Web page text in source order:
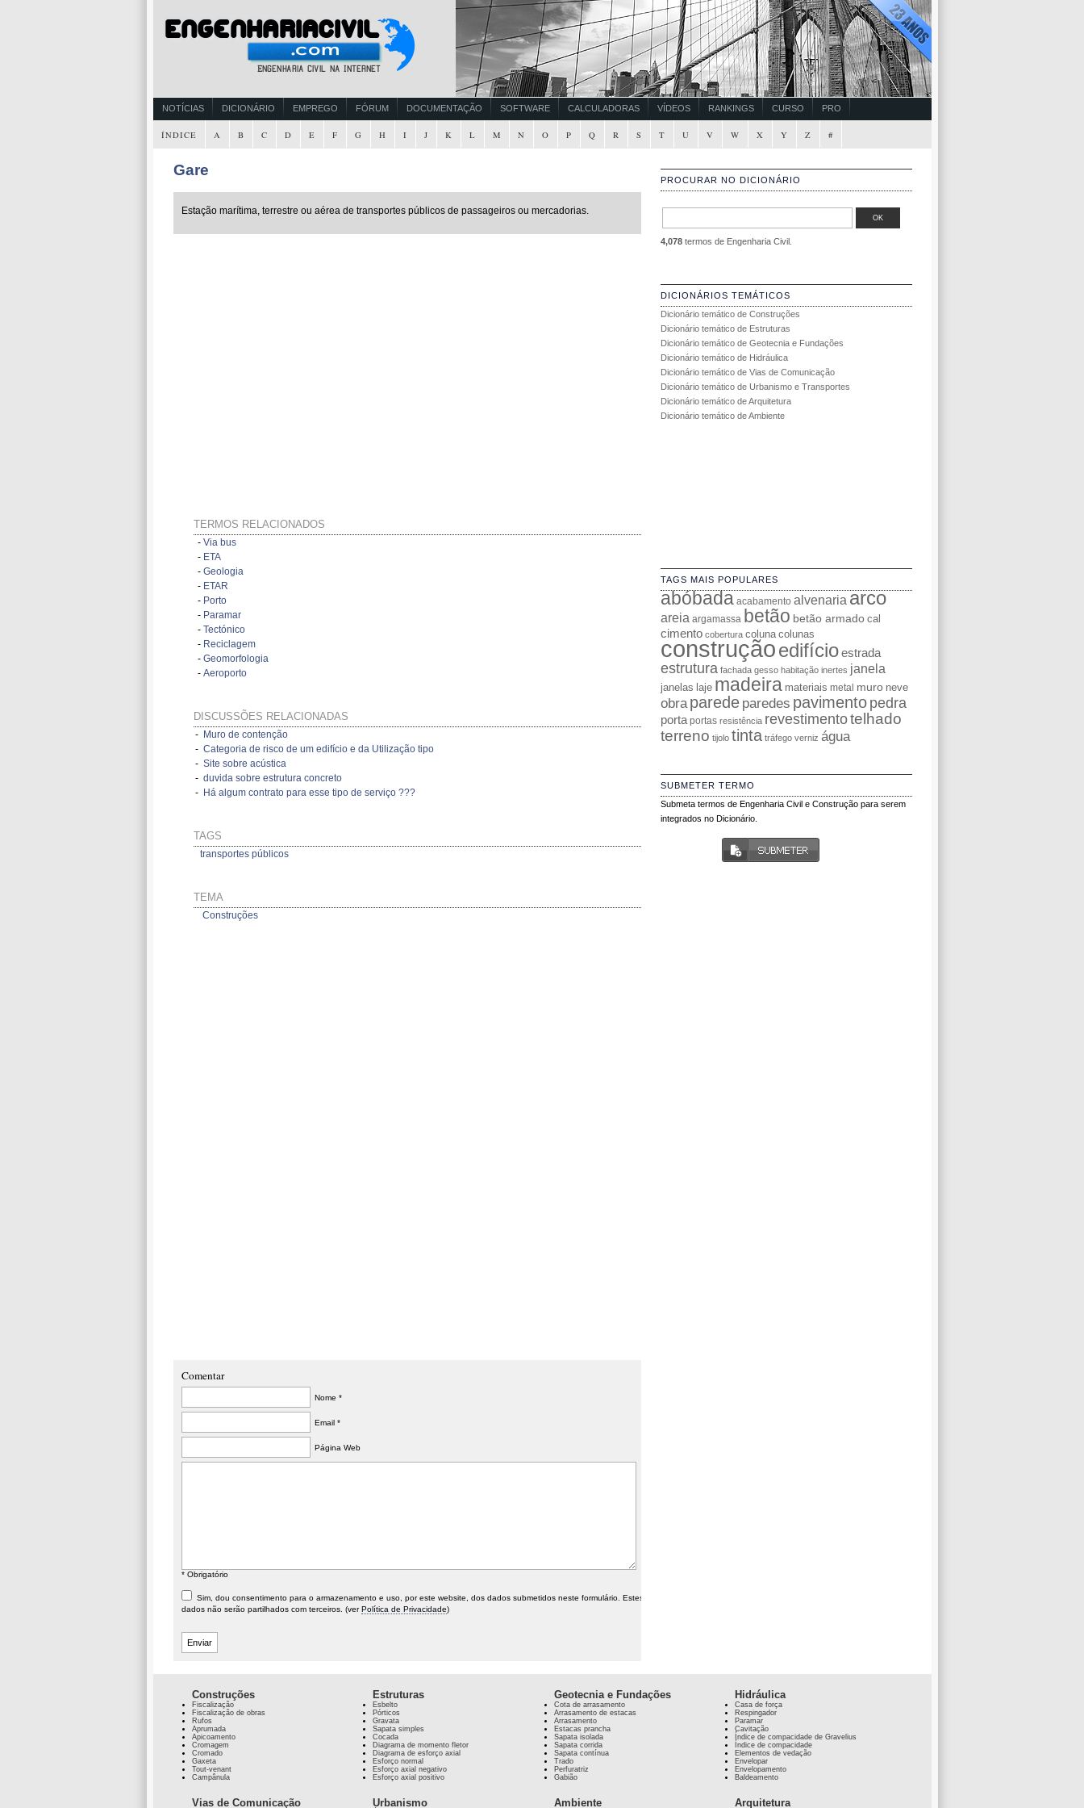
NOTÍCIAS DICIONÁRIO EMPREGO FÓRUM DOCUMENTAÇÃO SOFTWARE CALCULADORAS VÍDEOS RANKINGS CURSO PRO
ÍNDICE A B C D E F G H I J K L M N O P Q R S T U V W X Y Z #
Gare
Estação marítima, terrestre ou aérea de transportes públicos de passageiros ou mercadorias.
TERMOS RELACIONADOS
- Via bus
- ETA
- Geologia
- ETAR
- Porto
- Paramar
- Tectónico
- Reciclagem
- Geomorfologia
- Aeroporto
DISCUSSÕES RELACIONADAS
- Muro de contenção
- Categoria de risco de um edifício e da Utilização tipo
- Site sobre acústica
- duvida sobre estrutura concreto
- Há algum contrato para esse tipo de serviço ???
TAGS
transportes públicos
TEMA
Construções
Comentar
Nome *
Email *
Página Web
* Obrigatório
Sim, dou consentimento para o armazenamento e uso, por este website, dos dados submetidos neste formulário. Estes
dados não serão partilhados com terceiros. (verPolítica de Privacidade)
PROCURAR NO DICIONÁRIO
4,078termos de Engenharia Civil.
DICIONÁRIOS TEMÁTICOS
Dicionário temático de Construções
Dicionário temático de Estruturas
Dicionário temático de Geotecnia e Fundações
Dicionário temático de Hidráulica
Dicionário temático de Vias de Comunicação
Dicionário temático de Urbanismo e Transportes
Dicionário temático de Arquitetura
Dicionário temático de Ambiente
TAGS MAIS POPULARES
abóbada acabamento alvenariaarco
areia argamassa betão betão armado cal
cimento cobertura coluna colunas
construçãoedifício estrada
estrutura fachada gesso habitação inertes janela
janelas laje madeira materiais metal muro neve
obra parede paredes pavimento pedra
porta portas resistência revestimentotelhado
terreno tijolo tinta tráfego verniz água
SUBMETER TERMO
Submeta termos de Engenharia Civil e Construção para serem
integrados no Dicionário.
Construções
Fiscalização
Fiscalização de obras
Rufos
Aprumada
Apicoamento
Cromagem
Cromado
Gaxeta
Tout-venant
Campânula
Estruturas
Esbelto
Pórticos
Gravata
Sapata simples
Cocada
Diagrama de momento fletor
Diagrama de esforço axial
Esforço normal
Esforço axial negativo
Esforço axial positivo
Geotecnia e Fundações
Cota de arrasamento
Arrasamento de estacas
Arrasamento
Estacas prancha
Sapata isolada
Sapata corrida
Sapata contínua
Trado
Perfuratriz
Gabião
Hidráulica
Casa de força
Respingador
Paramar
Cavitação
Índice de compacidade de Gravelius
Índice de compacidade
Elementos de vedação
Envelopar
Envelopamento
Baldeamento
Vias de Comunicação Urbanismo Ambiente Arquitetura